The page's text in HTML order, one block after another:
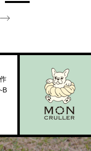
陸！
ルー
『
R』
ン！